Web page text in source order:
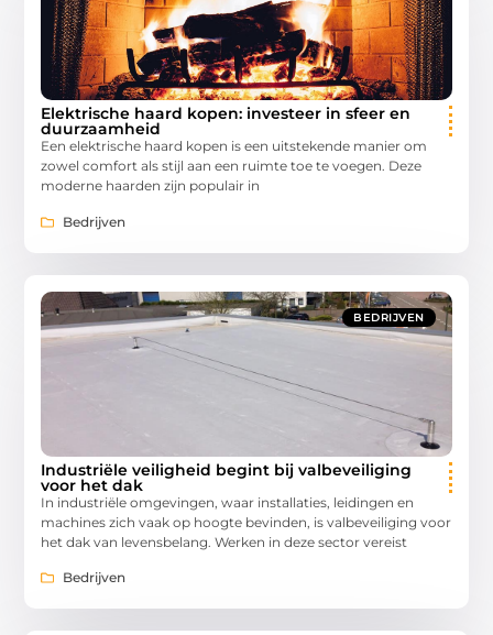
Elektrische haard kopen: investeer in sfeer en
duurzaamheid
Een elektrische haard kopen is een uitstekende manier om
zowel comfort als stijl aan een ruimte toe te voegen. Deze
moderne haarden zijn populair in
Bedrijven
BEDRIJVEN
Industriële veiligheid begint bij valbeveiliging
voor het dak
In industriële omgevingen, waar installaties, leidingen en
machines zich vaak op hoogte bevinden, is valbeveiliging voor
het dak van levensbelang. Werken in deze sector vereist
Bedrijven